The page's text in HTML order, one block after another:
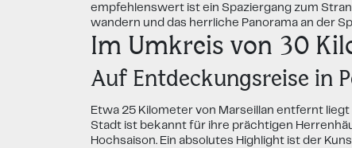
empfehlenswert ist ein Spaziergang zum
wandern und das herrliche Panorama an der
Im Umkreis von 30
Auf Entdeckungsreise in
Etwa 25 Kilometer von Marseillan entfernt
Stadt ist bekannt für ihre prächtigen
Hochsaison. Ein absolutes Highlight ist der